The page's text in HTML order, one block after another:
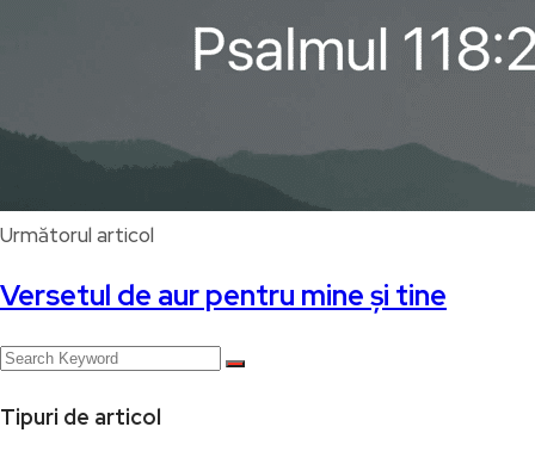
Următorul articol
Versetul de aur pentru mine și tine
Tipuri de articol